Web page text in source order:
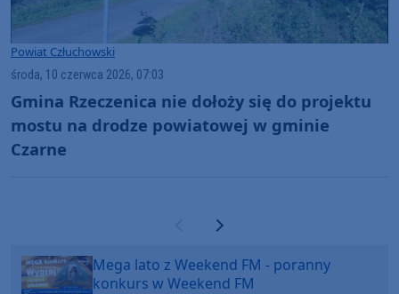
Powiat Człuchowski
środa, 10 czerwca 2026, 07:03
Gmina Rzeczenica nie dołoży się do projektu
mostu na drodze powiatowej w gminie
Czarne
Poprzednia strona
Następna strona
Mega lato z Weekend FM - poranny
konkurs w Weekend FM